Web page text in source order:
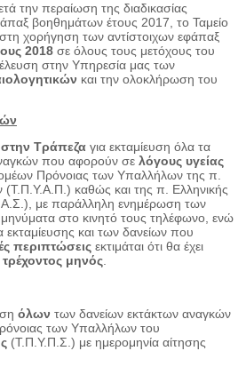
την περαίωση της διαδικασίας
βοηθημάτων έτους 2017, το Ταμείο
στη χορήγηση των αντίστοιχων εφάπαξ
2018 σε όλους τους μετόχους του
στην Υπηρεσία μας των
και την ολοκλήρωση του
Τράπεζα για εκταμίευση όλα τα
που αφορούν σε λόγους υγείας
Πρόνοιας των Υπαλλήλων της π.
(Τ.Π.Υ.Α.Π.) καθώς και της π. Ελληνικής
με παράλληλη ενημέρωση των
στο κινητό τους τηλέφωνο, ενώ
εκταμίευσης και των δανείων που
περιπτώσεις εκτιμάται ότι θα έχει
τρέχοντος μηνός.
όλων των δανείων εκτάκτων αναγκών
των Υπαλλήλων του
(Τ.Π.Υ.Π.Σ.) με ημερομηνία αίτησης